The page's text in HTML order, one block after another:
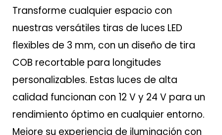
Transforme cualquier espacio con
nuestras versátiles tiras de luces LED
flexibles de 3 mm, con un diseño de tira
COB recortable para longitudes
personalizables. Estas luces de alta
calidad funcionan con 12 V y 24 V para un
rendimiento óptimo en cualquier entorno.
Mejore su experiencia de iluminación con